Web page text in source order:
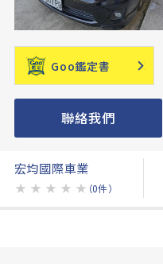
Goo鑑定書
聯絡我們
宏均國際車業
★ ★ ★ ★ ★ （0件）